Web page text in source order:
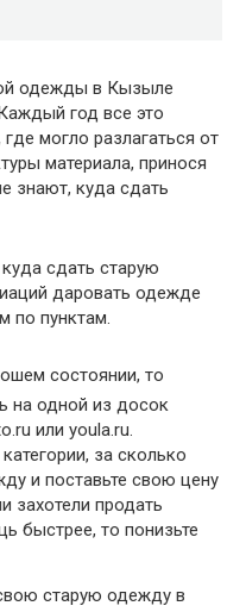
одежды в Кызыле
год все это
могло разлагаться от
материала, принося
знают, куда сдать
сдать старую
даровать одежде
по пунктам.
состоянии, то
на одной из досок
или youla.ru.
за сколько
и поставьте свою цену
захотели продать
быстрее, то понизьте
старую одежду в